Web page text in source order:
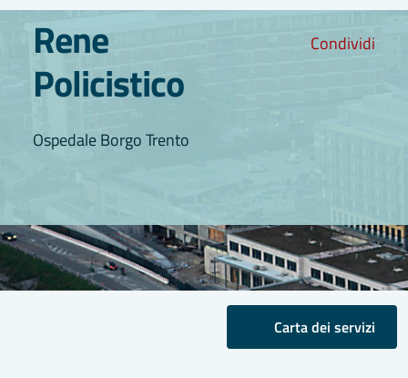
Condividi
Rene
Policistico
Ospedale Borgo Trento
Carta dei servizi